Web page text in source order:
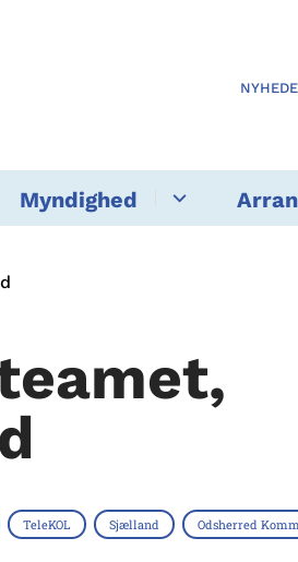
Myndighed
TeleKOL Sjælland Odsherred